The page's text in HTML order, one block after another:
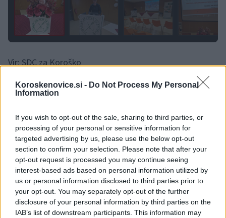
Koroskenovice.si - Do Not Process My Personal
Information
If you wish to opt-out of the sale, sharing to third parties, or
processing of your personal or sensitive information for
targeted advertising by us, please use the below opt-out
section to confirm your selection. Please note that after your
opt-out request is processed you may continue seeing
interest-based ads based on personal information utilized by
us or personal information disclosed to third parties prior to
your opt-out. You may separately opt-out of the further
disclosure of your personal information by third parties on the
IAB’s list of downstream participants. This information may
Vir: SDC za Koroško
Opozorilo:Po 297. členu Kazenskega zakonika je
posameznik kazensko odgovoren za javno spodbujanje
sovraštva, nasilja ali nestrpnosti. Komentarji z žaljivimi,
rasističnimi, diskriminatornimi ali nezakonitimi vsebinami bodo
odstranjeni. Pravila komentiranja →
Failed to fetch